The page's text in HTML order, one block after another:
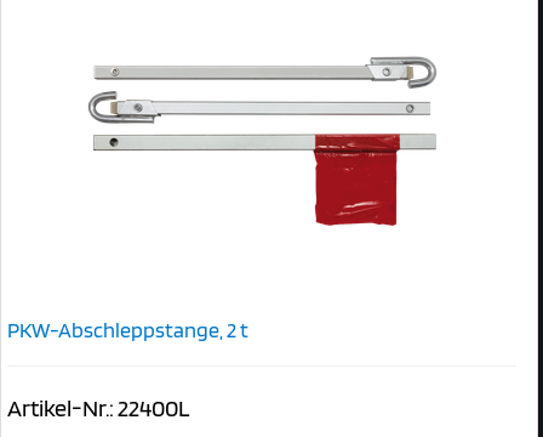
PKW-Abschleppstange, 2 t
Artikel-Nr.: 22400L